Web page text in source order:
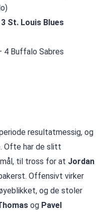
3 St. Louis Blues
4 Buffalo Sabres
resultatmessig, og
Ofte har de slitt
til tross for at Jordan
Offensivt virker
og de stoler
og Pavel